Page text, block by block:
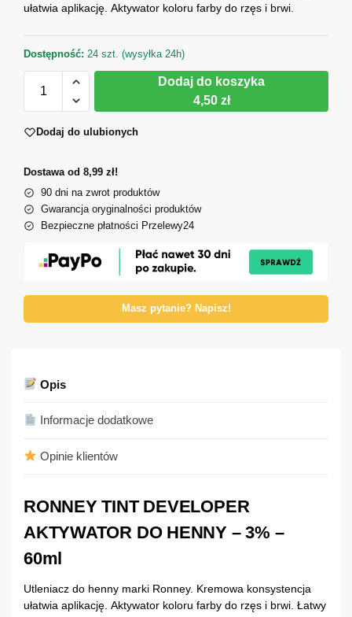
ułatwia aplikację. Aktywator koloru farby do rzęs i brwi.
Dostępność: 24 szt. (wysyłka 24h)
Dodaj do koszyka
4,50 zł
Dodaj do ulubionych
Dostawa od 8,99 zł!
90 dni na zwrot produktów
Gwarancja oryginalności produktów
Bezpieczne płatności Przelewy24
Masz pytanie? Napisz!
Opis
Informacje dodatkowe
Opinie klientów
RONNEY TINT DEVELOPER
AKTYWATOR DO HENNY – 3% –
60ml
Utleniacz do henny marki Ronney. Kremowa konsystencja
ułatwia aplikację. Aktywator koloru farby do rzęs i brwi. Łatwy